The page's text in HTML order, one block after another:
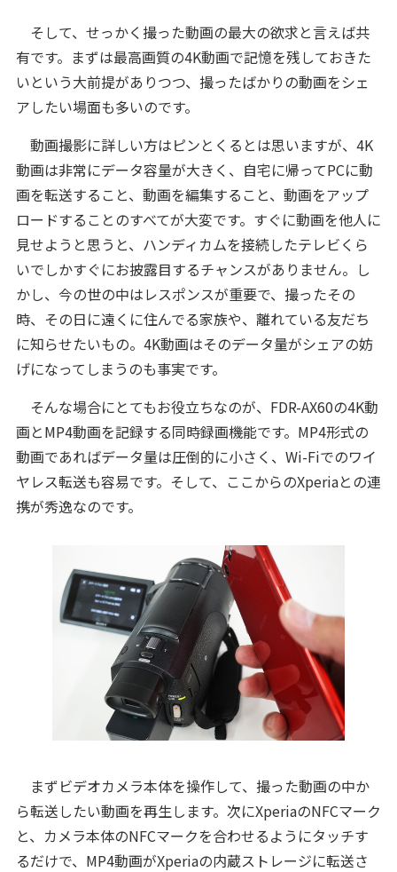
そして、せっかく撮った動画の最大の欲求と言えば共
有です。まずは最高画質の4K動画で記憶を残しておきた
いという大前提がありつつ、撮ったばかりの動画をシェ
アしたい場面も多いのです。
動画撮影に詳しい方はピンとくるとは思いますが、4K
動画は非常にデータ容量が大きく、自宅に帰ってPCに動
画を転送すること、動画を編集すること、動画をアップ
ロードすることのすべてが大変です。すぐに動画を他人に
見せようと思うと、ハンディカムを接続したテレビくら
いでしかすぐにお披露目するチャンスがありません。し
かし、今の世の中はレスポンスが重要で、撮ったその
時、その日に遠くに住んでる家族や、離れている友だち
に知らせたいもの。4K動画はそのデータ量がシェアの妨
げになってしまうのも事実です。
そんな場合にとてもお役立ちなのが、FDR-AX60の4K動
画とMP4動画を記録する同時録画機能です。MP4形式の
動画であればデータ量は圧倒的に小さく、Wi-Fiでのワイ
ヤレス転送も容易です。そして、ここからのXperiaとの連
携が秀逸なのです。
まずビデオカメラ本体を操作して、撮った動画の中か
ら転送したい動画を再生します。次にXperiaのNFCマーク
と、カメラ本体のNFCマークを合わせるようにタッチす
るだけで、MP4動画がXperiaの内蔵ストレージに転送さ